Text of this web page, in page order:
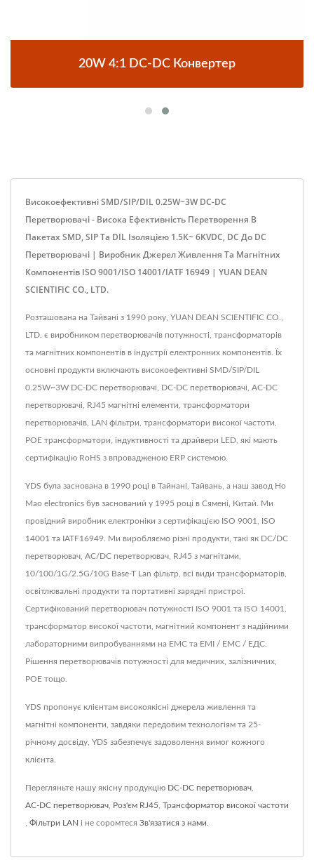
20W 4:1 DC-DC Конвертер
Високоефективні SMD/SIP/DIL 0.25W~3W DC-DC
Перетворювачі - Висока Ефективність Перетворення В
Пакетах SMD, SIP Та DIL Ізоляцією 1.5K~ 6KVDC, DC До DC
Перетворювачі | Виробник Джерел Живлення Та Магнітних
Компонентів ISO 9001/ISO 14001/IATF 16949 | YUAN DEAN
SCIENTIFIC CO., LTD.
Розташована на Тайвані з 1990 року, YUAN DEAN SCIENTIFIC CO.,
LTD. є виробником перетворювачів потужності, трансформаторів
та магнітних компонентів в індустрії електронних компонентів. Їх
основні продукти включають високоефективні SMD/SIP/DIL
0.25W~3W DC-DC перетворювачі, DC-DC перетворювачі, AC-DC
перетворювачі, RJ45 магнітні елементи, трансформатори
перетворювачів, LAN фільтри, трансформатори високої частоти,
POE трансформатори, індуктивності та драйвери LED, які мають
сертифікацію RoHS з впровадженою ERP системою.
YDS була заснована в 1990 році в Тайнані, Тайвань, а наш завод Ho
Mao electronics був заснований у 1995 році в Сямені, Китай. Ми
провідний виробник електроніки з сертифікацією ISO 9001, ISO
14001 та IATF16949. Ми виробляємо різні продукти, такі як DC/DC
перетворювач, AC/DC перетворювач, RJ45 з магнітами,
10/100/1G/2.5G/10G Base-T Lan фільтр, всі види трансформаторів,
освітлювальні продукти та портативні зарядні пристрої.
Сертифікований перетворювач потужності ISO 9001 та ISO 14001,
трансформатор високої частоти, магнітний компонент з надійними
лабораторними випробуваннями на ЕМС та ЕМІ / ЕМС / ЕДС.
Рішення перетворювачів потужності для медичних, залізничних,
POE тощо.
YDS пропонує клієнтам високоякісні джерела живлення та
магнітні компоненти, завдяки передовим технологіям та 25-
річному досвіду, YDS забезпечує задоволення вимог кожного
клієнта.
Перегляньте нашу якісну продукцію DC-DC перетворювач
AC-DC перетворювач Роз'єм RJ45 Трансформатор високої частоти
Фільтри LAN і не соромтеся Зв'язатися з нами